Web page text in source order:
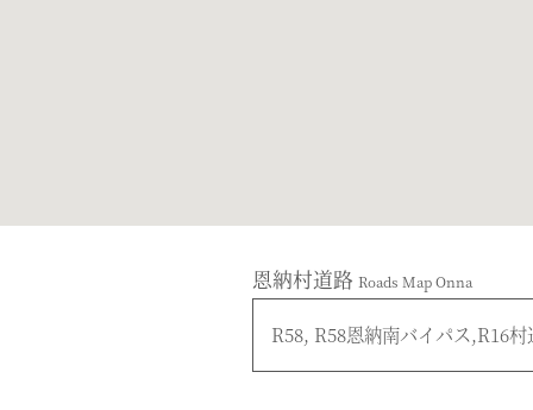
恩納村道路 Roads Map Onna
R58, R58恩納南バイパス,R16村